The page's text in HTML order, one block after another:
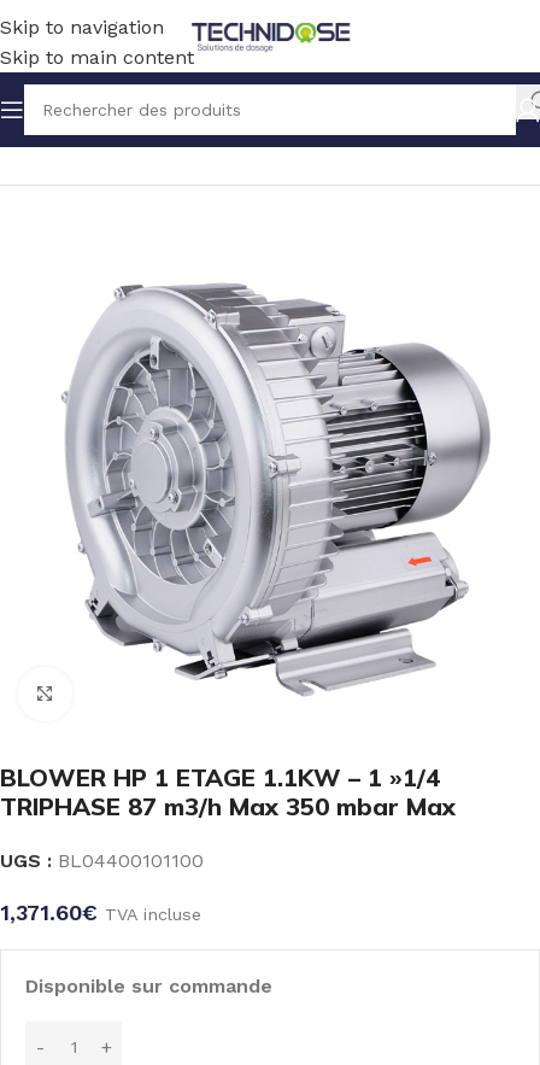
Skip to navigation
Skip to main content
Accueil BLOWERS POMPE A VIDE SOUFFLANTE
BLOWER HP 1 ETAGE 1.1KW – 1 »1/4
TRIPHASE 87 m3/h Max 350 mbar Max
UGS : BL04400101100
1,371.60€ TVA incluse
Disponible sur commande